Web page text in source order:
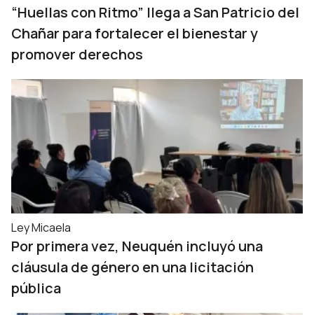
“Huellas con Ritmo” llega a San Patricio del
Chañar para fortalecer el bienestar y
promover derechos
Ley Micaela
Por primera vez, Neuquén incluyó una
cláusula de género en una licitación
pública